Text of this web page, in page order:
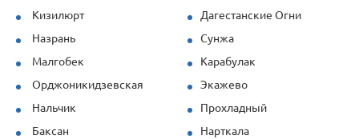
Кизилюрт
Дагестанские Огни
Назрань
Сунжа
Малгобек
Карабулак
Орджоникидзевская
Экажево
Нальчик
Прохладный
Баксан
Нарткала